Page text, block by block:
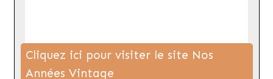
Cliquez ici pour visiter le site Nos
Années Vintage